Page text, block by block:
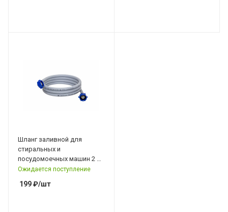
Шланг заливной для
стиральных и
посудомоечных машин 2 м,
ТБХ-500, (еврослот),
Ожидается поступление
199₽/шт